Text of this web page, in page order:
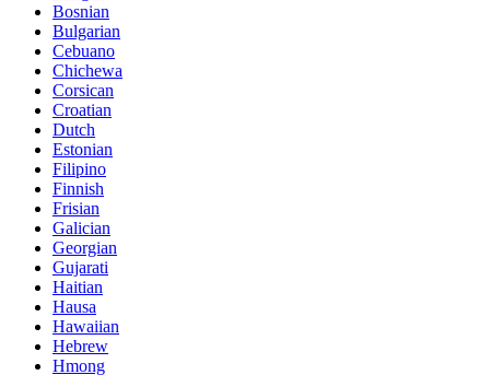
Bosnian
Bulgarian
Cebuano
Chichewa
Corsican
Croatian
Dutch
Estonian
Filipino
Finnish
Frisian
Galician
Georgian
Gujarati
Haitian
Hausa
Hawaiian
Hebrew
Hmong